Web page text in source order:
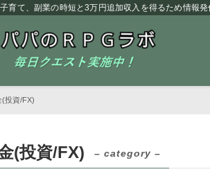
育て、副業の時短と3万円追加収入を得るため情報
(投資/FX)
(投資/FX) – category –